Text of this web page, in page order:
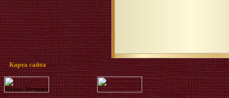
Карта сайта